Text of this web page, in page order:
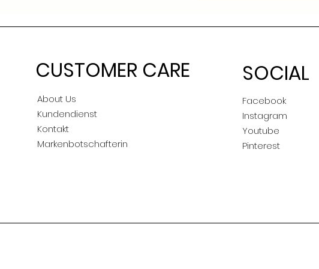
CUSTOMER CARE
About Us
Kundendienst
Kontakt
Markenbotschafterin
SOCIAL
Facebook
Instagram
Youtube
Pinterest